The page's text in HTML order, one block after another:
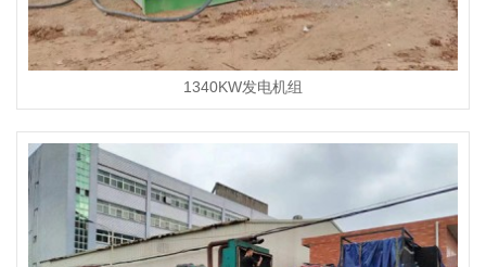
1340KW发电机组